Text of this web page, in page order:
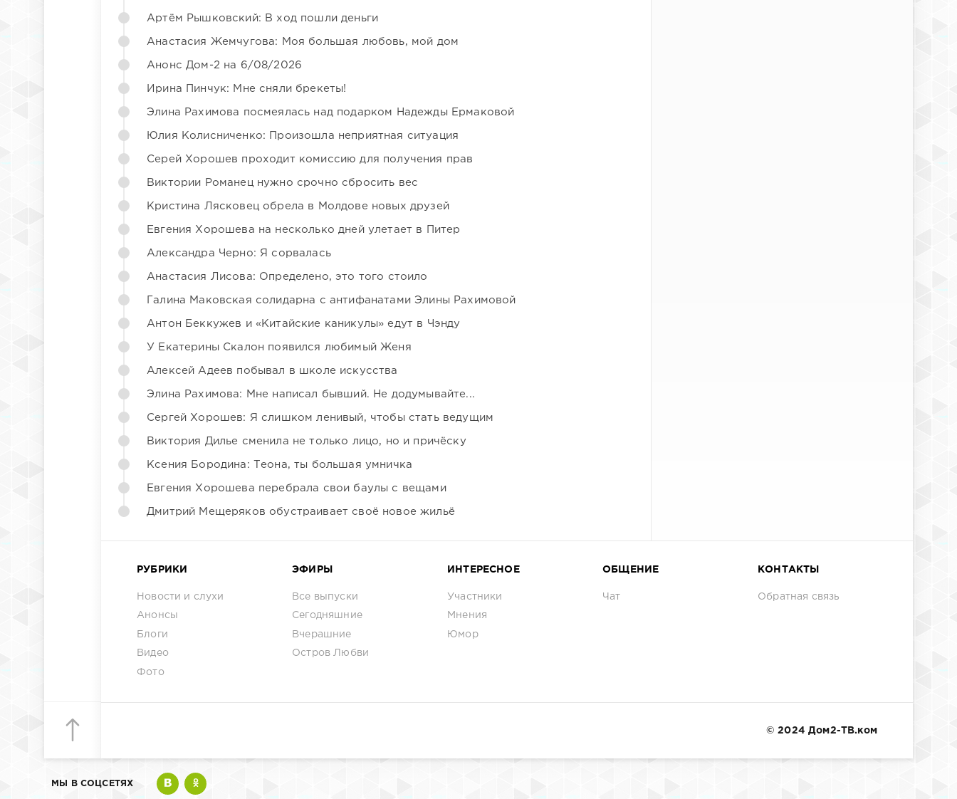
Артём Рышковский: В ход пошли деньги
Анастасия Жемчугова: Моя большая любовь, мой дом
Анонс Дом-2 на 6/08/2026
Ирина Пинчук: Мне сняли брекеты!
Элина Рахимова посмеялась над подарком Надежды Ермаковой
Юлия Колисниченко: Произошла неприятная ситуация
Серей Хорошев проходит комиссию для получения прав
Виктории Романец нужно срочно сбросить вес
Кристина Лясковец обрела в Молдове новых друзей
Евгения Хорошева на несколько дней улетает в Питер
Александра Черно: Я сорвалась
Анастасия Лисова: Определено, это того стоило
Галина Маковская солидарна с антифанатами Элины Рахимовой
Антон Беккужев и «Китайские каникулы» едут в Чэнду
У Екатерины Скалон появился любимый Женя
Алексей Адеев побывал в школе искусства
Элина Рахимова: Мне написал бывший. Не додумывайте...
Сергей Хорошев: Я слишком ленивый, чтобы стать ведущим
Виктория Дилье сменила не только лицо, но и причёску
Ксения Бородина: Теона, ты большая умничка
Евгения Хорошева перебрала свои баулы с вещами
Дмитрий Мещеряков обустраивает своё новое жильё
РУБРИКИ
Новости и слухи
Анонсы
Блоги
Видео
Фото
ЭФИРЫ
Все выпуски
Сегодняшние
Вчерашние
Остров Любви
ИНТЕРЕСНОЕ
Участники
Мнения
Юмор
ОБЩЕНИЕ
Чат
КОНТАКТЫ
Обратная связь
© 2024 Дом2-ТВ.ком
МЫ В СОЦСЕТЯХ